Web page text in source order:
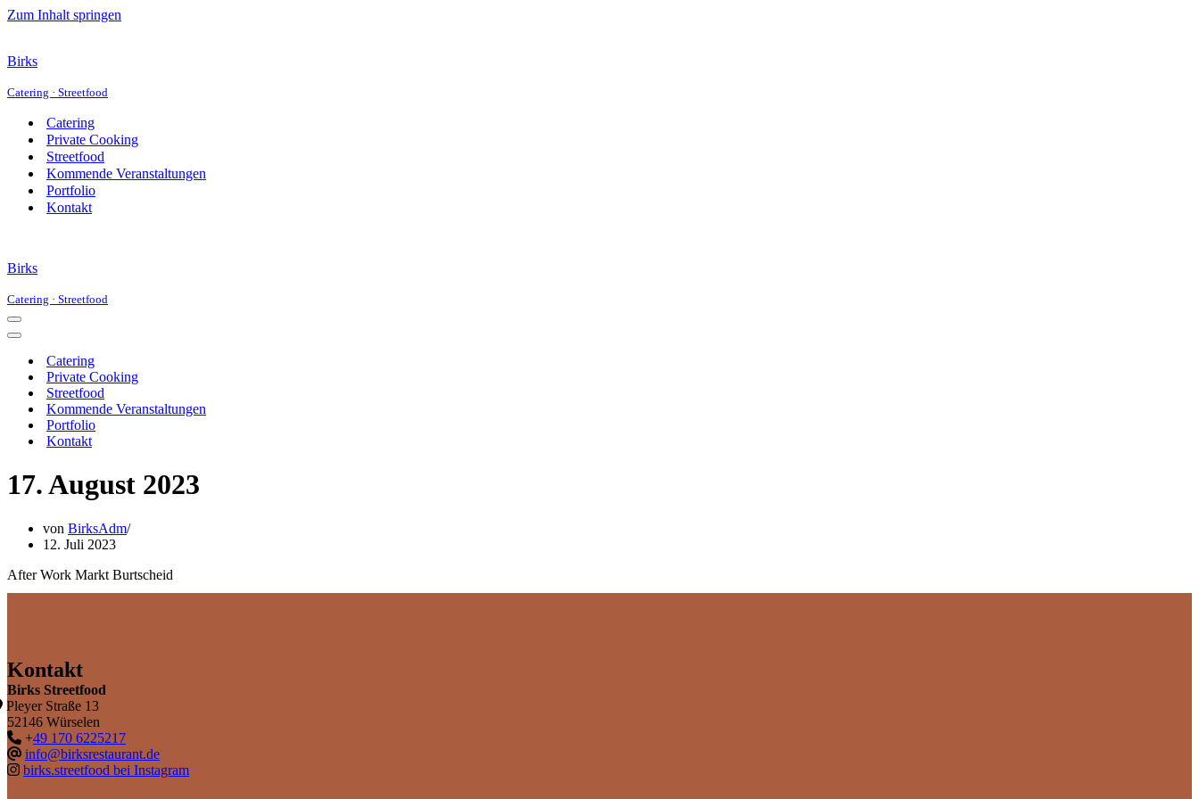
Zum Inhalt springen
Birks
Catering · Streetfood
Catering
Private Cooking
Streetfood
Kommende Veranstaltungen
Portfolio
Kontakt
Birks
Catering · Streetfood
Navigationsmenü
Navigationsmenü
Catering
Private Cooking
Streetfood
Kommende Veranstaltungen
Portfolio
Kontakt
17. August 2023
von BirksAdm
12. Juli 2023
After Work Markt Burtscheid
Kontakt
Birks Streetfood
Pleyer Straße 13
52146 Würselen
+49 170 6225217
info@birksrestaurant.de
birks.streetfood bei Instagram